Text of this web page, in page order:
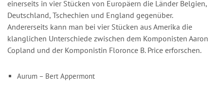
einerseits in vier Stücken von Europäern die Länder Belgien,
Deutschland, Tschechien und England gegenüber.
Andererseits kann man bei vier Stücken aus Amerika die
klanglichen Unterschiede zwischen dem Komponisten Aaron
Copland und der Komponistin Floronce B. Price erforschen.
Aurum – Bert Appermont